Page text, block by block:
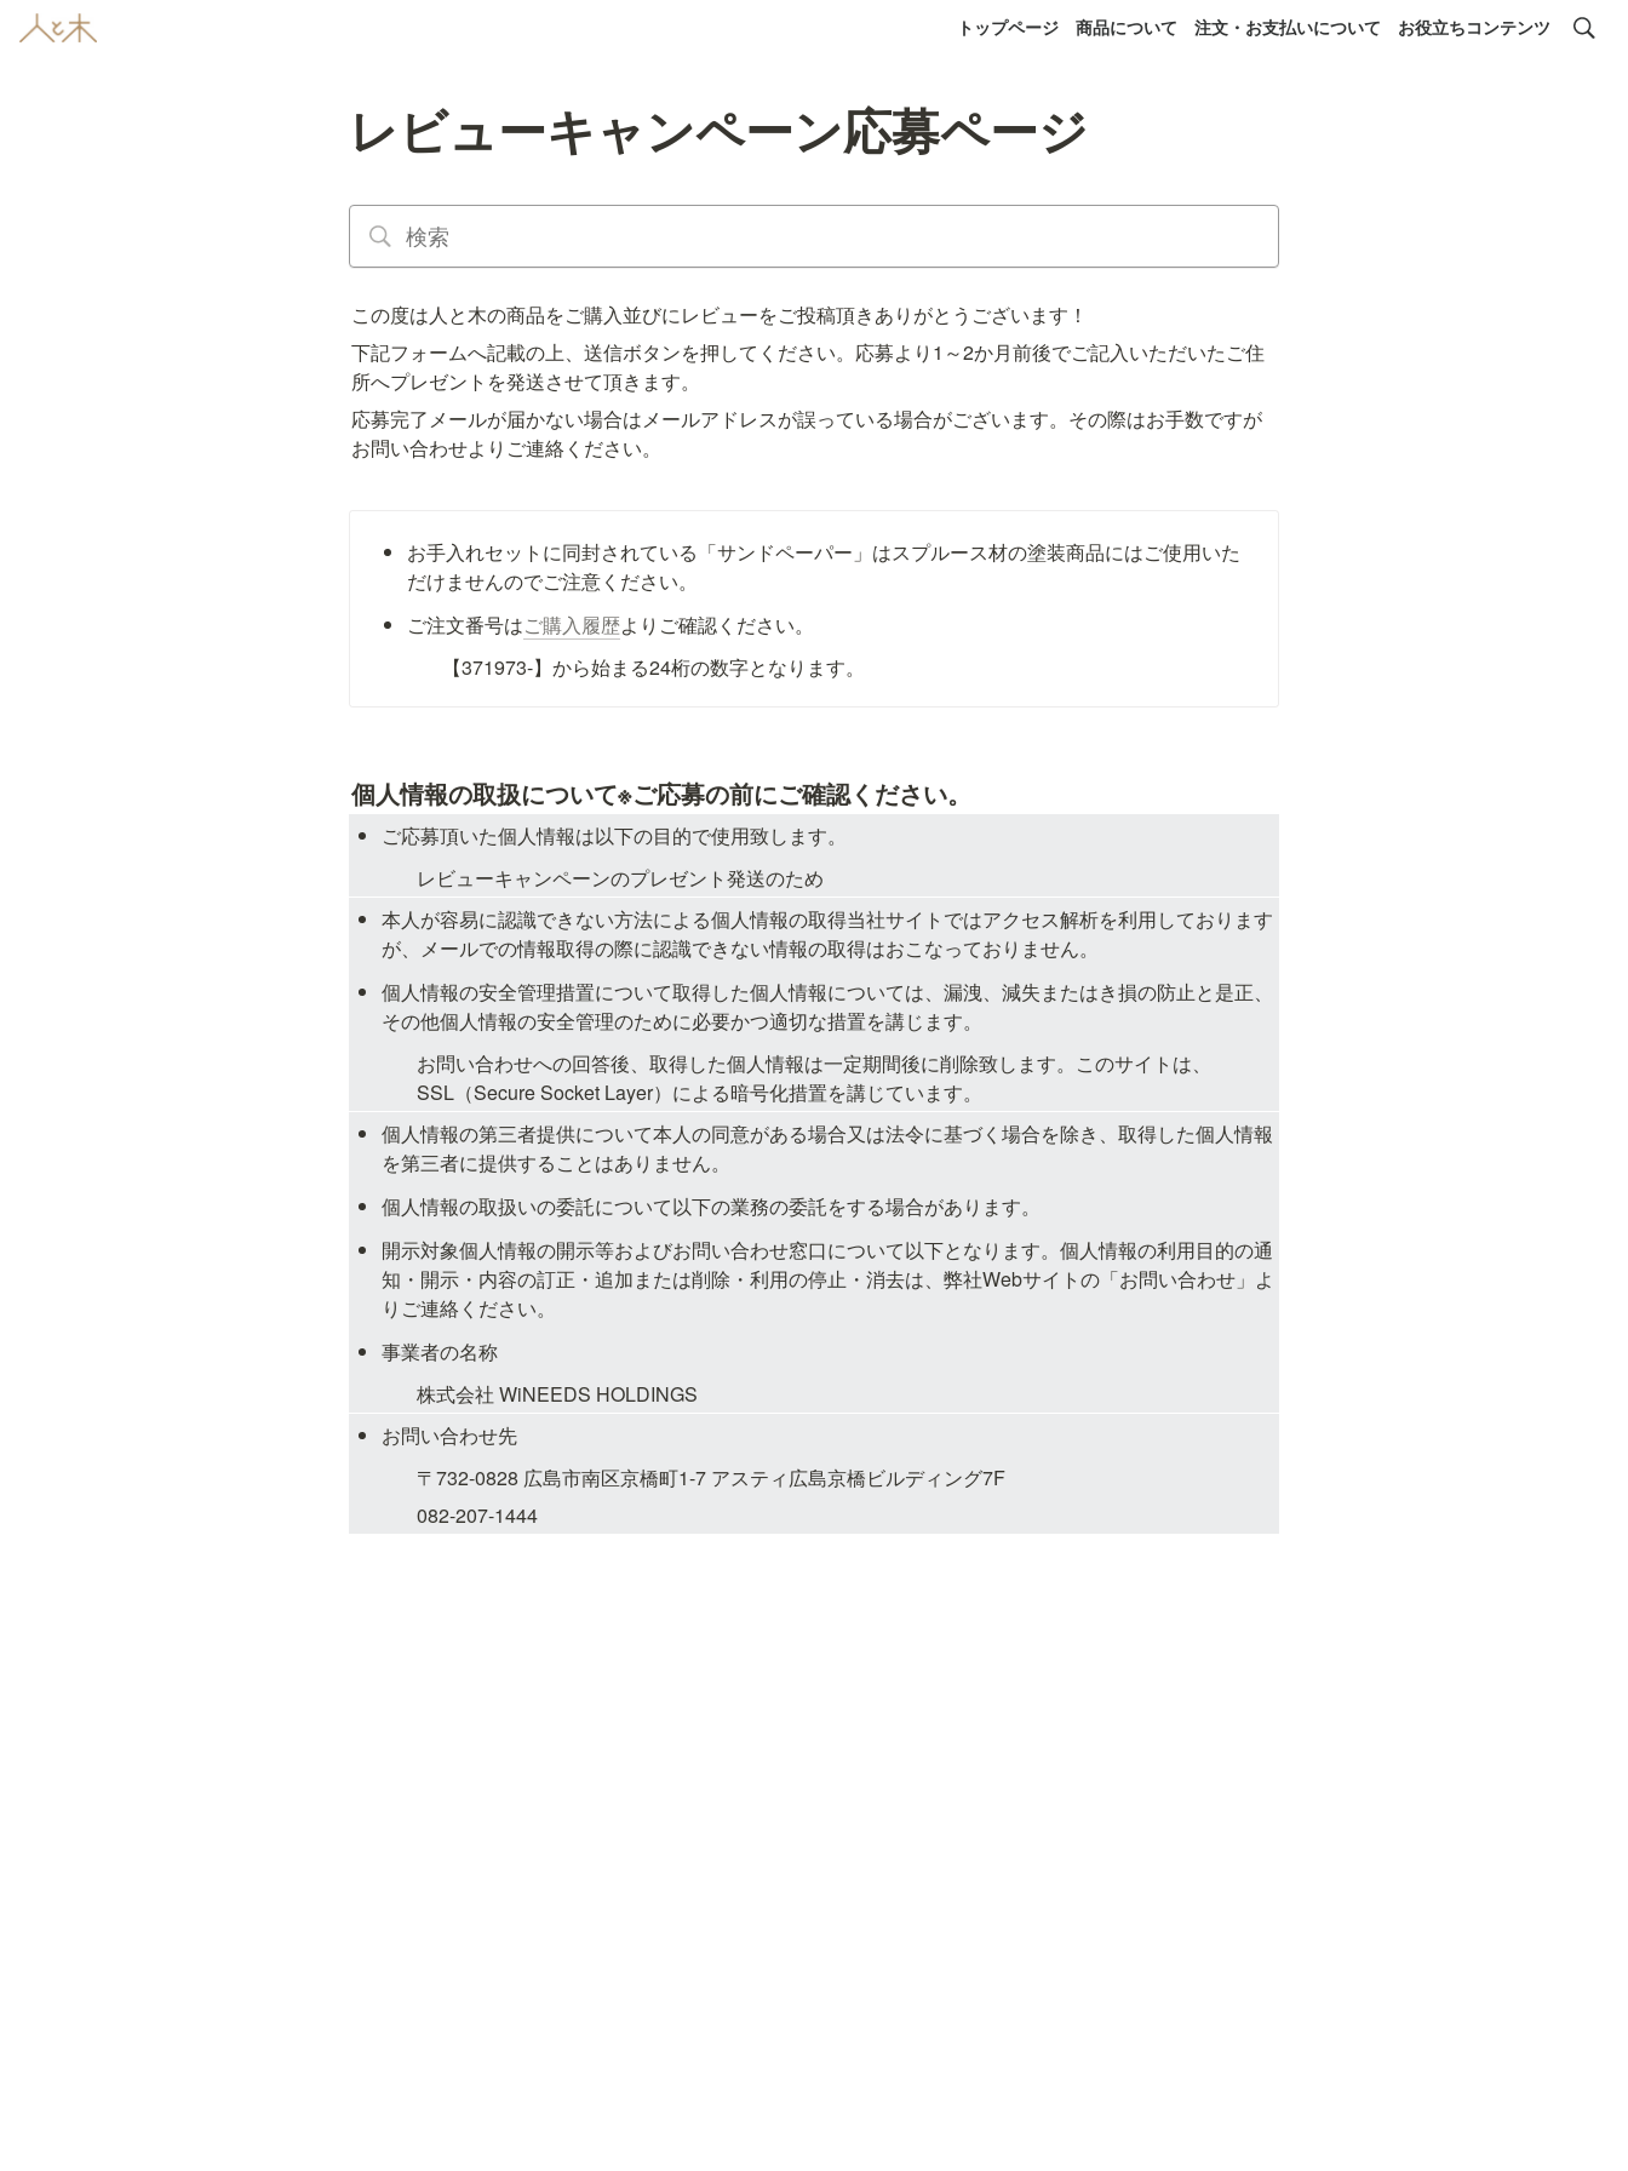
トップページ 商品について 注文・お支払いについて お役立ちコンテンツ
レビューキャンペーン応募ページ
この度は人と木の商品をご購入並びにレビューをご投稿頂きありがとうございます！
下記フォームへ記載の上、送信ボタンを押してください。応募より1～2か月前後でご記入いただいたご住
所へプレゼントを発送させて頂きます。
応募完了メールが届かない場合はメールアドレスが誤っている場合がございます。その際はお手数ですが
お問い合わせよりご連絡ください。
お手入れセットに同封されている「サンドペーパー」はスプルース材の塗装商品にはご使用いた
だけませんのでご注意ください。
ご注文番号はご購入履歴よりご確認ください。
【371973-】から始まる24桁の数字となります。
個人情報の取扱について※ご応募の前にご確認ください。
ご応募頂いた個人情報は以下の目的で使用致します。
レビューキャンペーンのプレゼント発送のため
本人が容易に認識できない方法による個人情報の取得当社サイトではアクセス解析を利用しております
が、メールでの情報取得の際に認識できない情報の取得はおこなっておりません。
個人情報の安全管理措置について取得した個人情報については、漏洩、減失またはき損の防止と是正、
その他個人情報の安全管理のために必要かつ適切な措置を講じます。
お問い合わせへの回答後、取得した個人情報は一定期間後に削除致します。このサイトは、
SSL（Secure Socket Layer）による暗号化措置を講じています。
個人情報の第三者提供について本人の同意がある場合又は法令に基づく場合を除き、取得した個人情報
を第三者に提供することはありません。
個人情報の取扱いの委託について以下の業務の委託をする場合があります。
開示対象個人情報の開示等およびお問い合わせ窓口について以下となります。個人情報の利用目的の通
知・開示・内容の訂正・追加または削除・利用の停止・消去は、弊社Webサイトの「お問い合わせ」よ
りご連絡ください。
事業者の名称
株式会社 WiNEEDS HOLDINGS
お問い合わせ先
〒732-0828 広島市南区京橋町1-7 アスティ広島京橋ビルディング7F
082-207-1444